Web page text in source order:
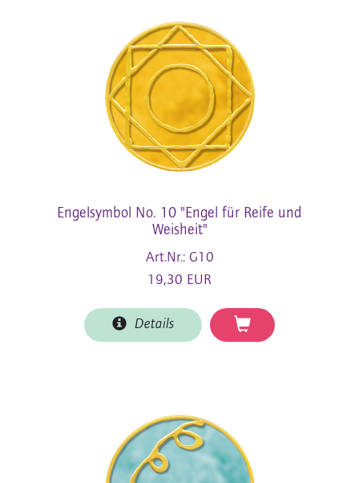
Engelsymbol No. 10 "Engel für Reife und
Weisheit"
Art.Nr.: G10
19,30 EUR
Details